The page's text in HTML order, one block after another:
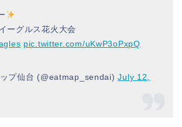
ーグルス花火大会
pic.twitter.com/uKwP3oPxpQ
プ仙台 (@eatmap_sendai)July 12,